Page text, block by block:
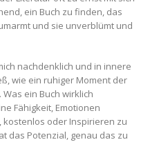
ein Buch zu finden, das
und sie unverblümt und
nachdenklich und in innere
wie ein ruhiger Moment der
ein Buch wirklich
Fähigkeit, Emotionen
kostenlos oder Inspirieren zu
das Potenzial, genau das zu